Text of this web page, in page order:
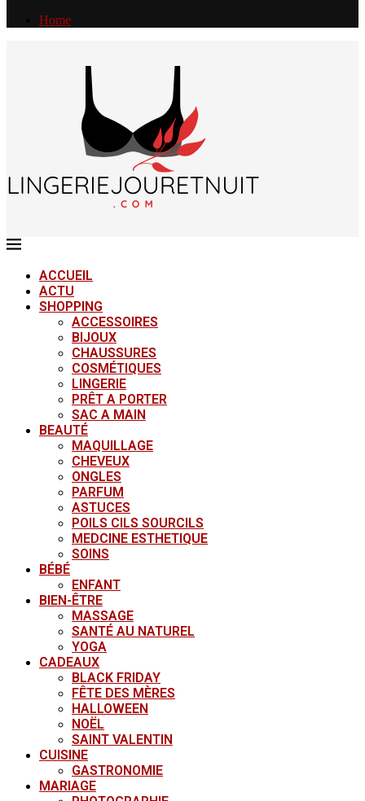
Home
ACCUEIL
ACTU
SHOPPING
ACCESSOIRES
BIJOUX
CHAUSSURES
COSMÉTIQUES
LINGERIE
PRÊT A PORTER
SAC A MAIN
BEAUTÉ
MAQUILLAGE
CHEVEUX
ONGLES
PARFUM
ASTUCES
POILS CILS SOURCILS
MEDCINE ESTHETIQUE
SOINS
BÉBÉ
ENFANT
BIEN-ÊTRE
MASSAGE
SANTÉ AU NATUREL
YOGA
CADEAUX
BLACK FRIDAY
FÊTE DES MÈRES
HALLOWEEN
NOËL
SAINT VALENTIN
CUISINE
GASTRONOMIE
MARIAGE